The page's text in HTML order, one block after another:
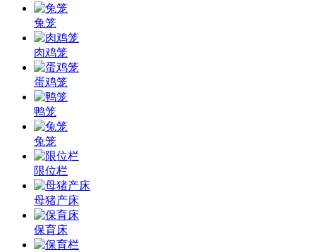
兔笼
肉鸡笼
蛋鸡笼
鸭笼
兔笼
限位栏
母猪产床
保育床